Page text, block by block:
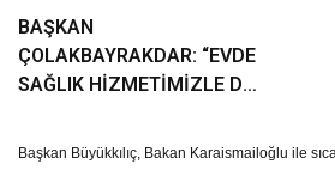
BAŞKAN
ÇOLAKBAYRAKDAR: “EVDE
SAĞLIK HİZMETİMİZLE DE
DOKUNUYORUZ”
Başkan Büyükkılıç, Bakan Karaismailoğlu ile